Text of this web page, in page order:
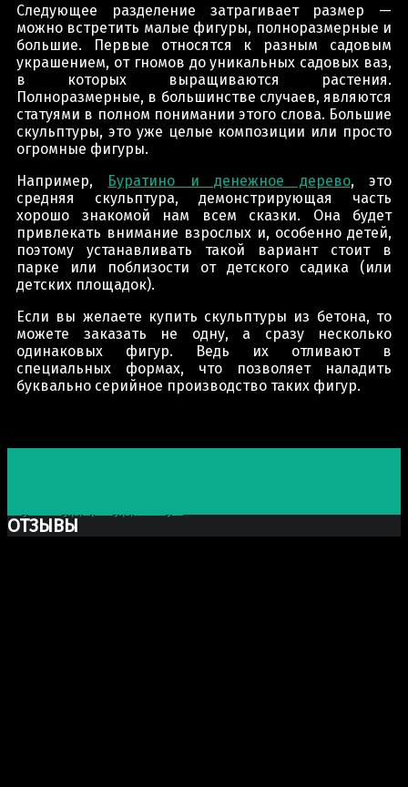
Следующее разделение затрагивает размер —
можно встретить малые фигуры, полноразмерные и
большие. Первые относятся к разным садовым
украшением, от гномов до уникальных садовых ваз,
в которых выращиваются растения.
Полноразмерные, в большинстве случаев, являются
статуями в полном понимании этого слова. Большие
скульптуры, это уже целые композиции или просто
огромные фигуры.
Например, Буратино и денежное дерево, это
средняя скульптура, демонстрирующая часть
хорошо знакомой нам всем сказки. Она будет
привлекать внимание взрослых и, особенно детей,
поэтому устанавливать такой вариант стоит в
парке или поблизости от детского садика (или
детских площадок).
Если вы желаете купить скульптуры из бетона, то
можете заказать не одну, а сразу несколько
одинаковых фигур. Ведь их отливают в
специальных формах, что позволяет наладить
буквально серийное производство таких фигур.
ОТЗЫВЫ